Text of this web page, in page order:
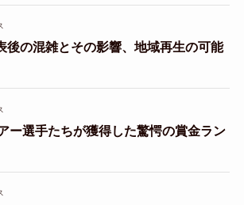
後の混雑とその影響、地域再生の可能
ー選手たちが獲得した驚愕の賞金ラン